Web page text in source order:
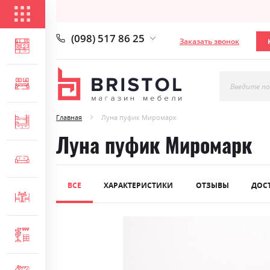
ГОСТИНАЯ
СПАЛЬНЯ
ДЕТСКАЯ
МЯГКАЯ МЕБЕЛЬ
(098) 517 86 25 Заказать звонок
Введите
Главная Луна пуфик Миромарк
Луна пуфик Миромарк
ВСЕ ХАРАКТЕРИСТИКИ ОТЗЫВЫ